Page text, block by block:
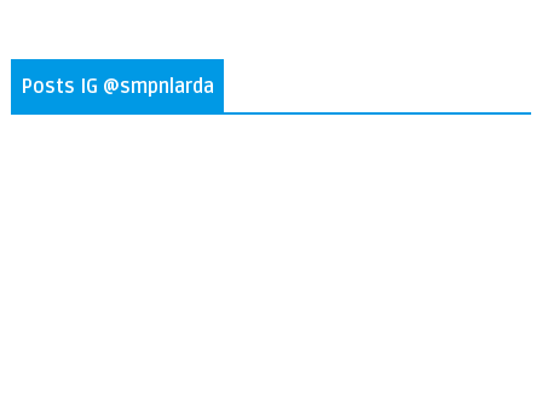
Posts IG @smpnlarda